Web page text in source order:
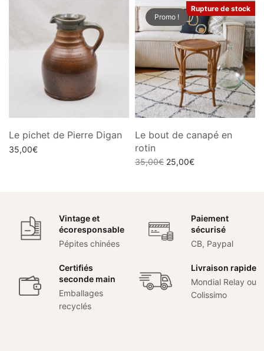
Le pichet de Pierre Digan
35,00€
Promo !
Le bout de canapé en
rotin
Rupture de stock
35,00€ Le prix
25,00€Le prix
Vintage et
écoresponsable
Pépites chinées
Paiement
sécurisé
CB, Paypal
Certifiés
seconde main
Emballages
recyclés
Livraison rapide
Mondial Relay ou
Colissimo